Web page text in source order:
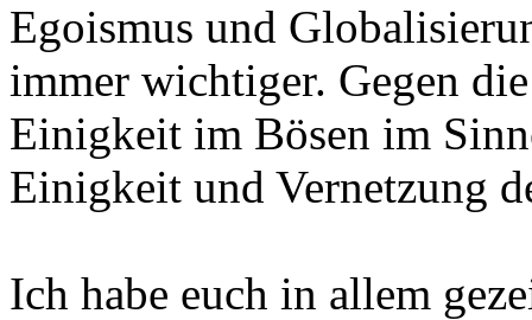
Egoismus und
immer wichtiger. Gegen
Einigkeit im Bösen im
Einigkeit und Vernetzung
Ich habe euch in allem